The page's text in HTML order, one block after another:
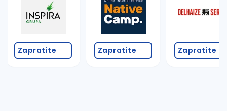
Zapratite Zapratite Zapratite